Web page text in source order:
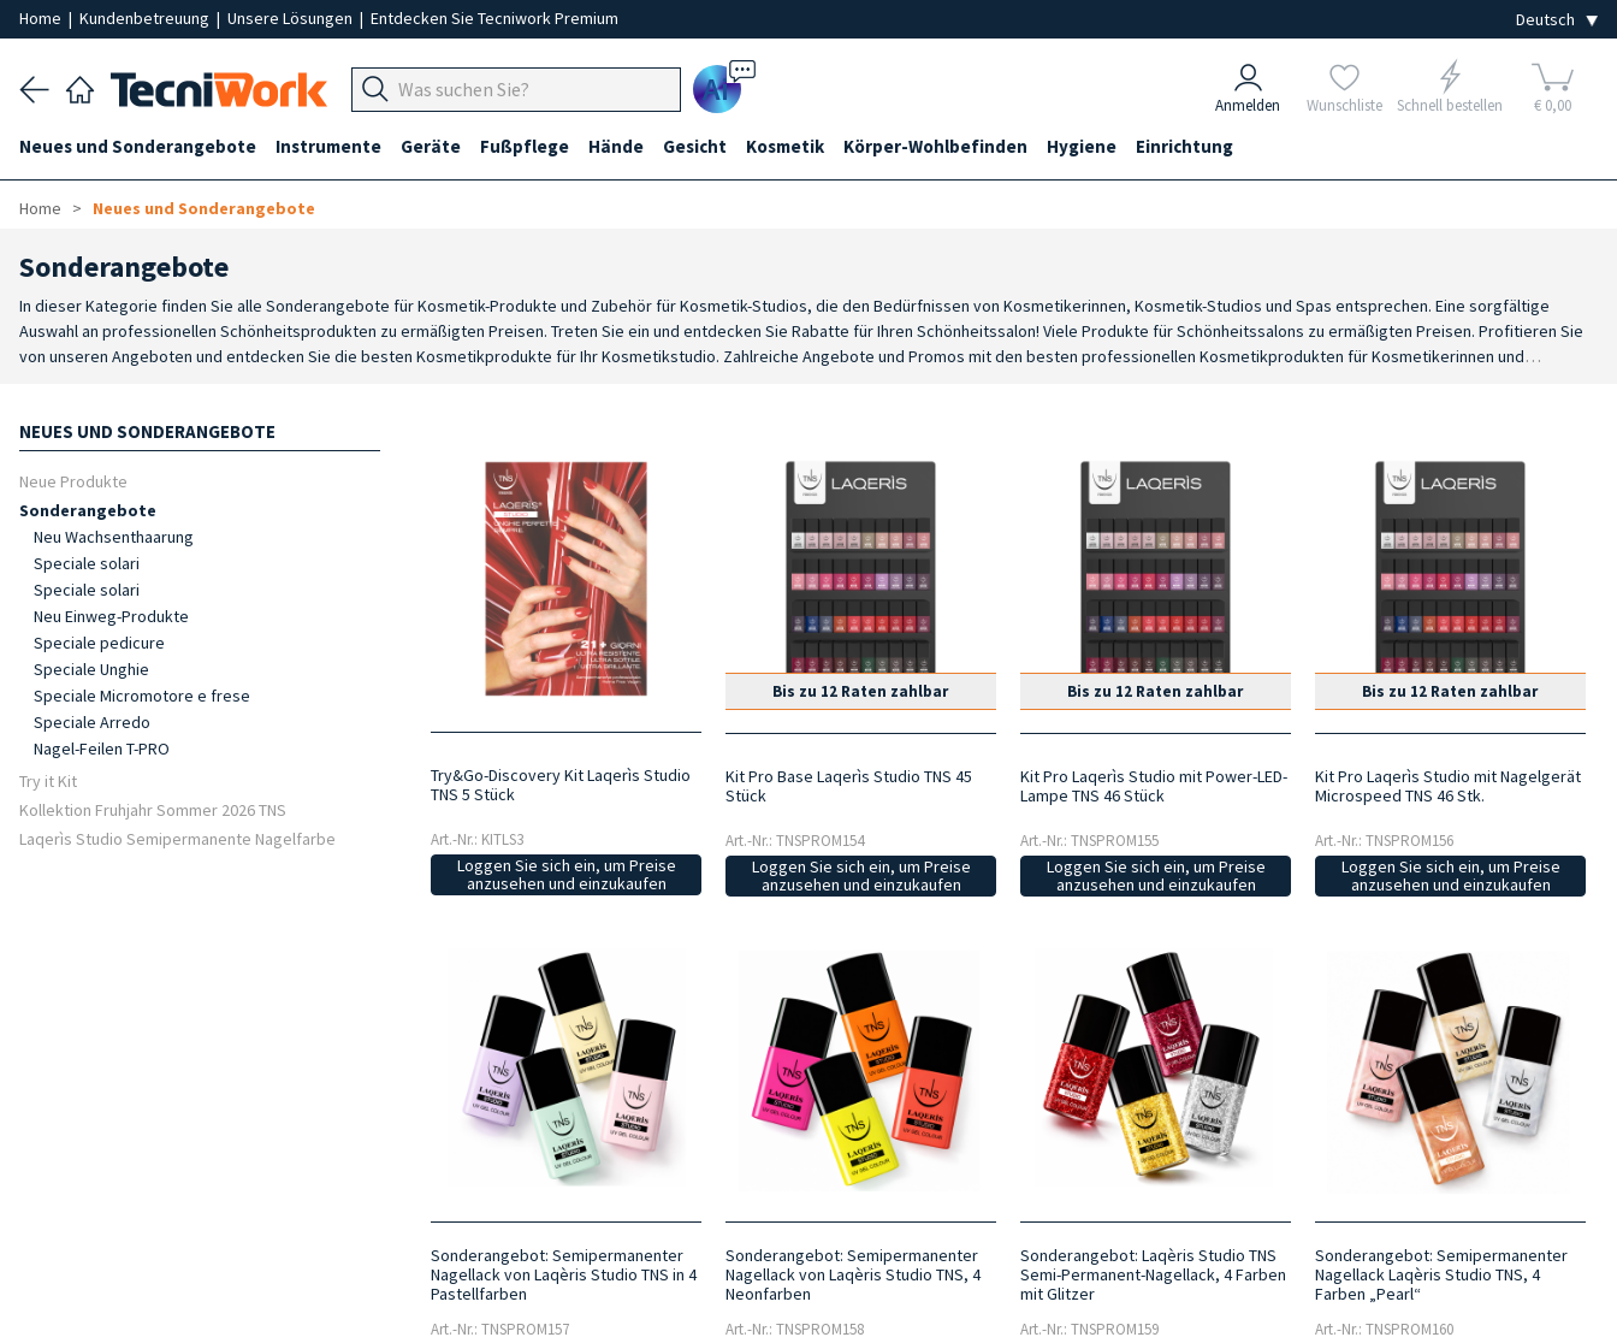
Home | Kundenbetreuung | Unsere Lösungen | Entdecken Sie Tecniwork Premium
Ai Anmelden Wunschliste Schnell bestellen € 0,00
Neues und Sonderangebote Instrumente Geräte Fußpflege Hände Gesicht Kosmetik Körper-Wohlbefinden Hygiene Einrichtung
Home Neues und Sonderangebote
Sonderangebote
In dieser Kategorie finden Sie alle Sonderangebote für Kosmetik-Produkte und Zubehör für Kosmetik-Studios, die den Bedürfnissen von Kosmetikerinnen, Kosmetik-Studios und Spas entsprechen. Eine sorgfältige
Auswahl an professionellen Schönheitsprodukten zu ermäßigten Preisen. Treten Sie ein und entdecken Sie Rabatte für Ihren Schönheitssalon! Viele Produkte für Schönheitssalons zu ermäßigten Preisen. Profitieren Sie
von unseren Angeboten und entdecken Sie die besten Kosmetikprodukte für Ihr Kosmetikstudio. Zahlreiche Angebote und Promos mit den besten professionellen Kosmetikprodukten für Kosmetikerinnen und
NEUES UND SONDERANGEBOTE
Neue Produkte
Sonderangebote
Neu Wachsenthaarung
Speciale solari
Speciale solari
Neu Einweg-Produkte
Speciale pedicure
Speciale Unghie
Speciale Micromotore e frese
Speciale Arredo
Nagel-Feilen T-PRO
Try it Kit
Kollektion Fruhjahr Sommer 2026 TNS
Laqerìs Studio Semipermanente Nagelfarbe
Try&Go-Discovery Kit Laqerìs Studio
TNS 5 Stück
Art.-Nr.: KITLS3
Loggen Sie sich ein, um Preise
anzusehen und einzukaufen
Bis zu 12 Raten zahlbar
Kit Pro Base Laqerìs Studio TNS 45
Stück
Art.-Nr.: TNSPROM154
Loggen Sie sich ein, um Preise
anzusehen und einzukaufen
Bis zu 12 Raten zahlbar
Kit Pro Laqerìs Studio mit Power-LED-
Lampe TNS 46 Stück
Art.-Nr.: TNSPROM155
Loggen Sie sich ein, um Preise
anzusehen und einzukaufen
Bis zu 12 Raten zahlbar
Kit Pro Laqerìs Studio mit Nagelgerät
Microspeed TNS 46 Stk.
Art.-Nr.: TNSPROM156
Loggen Sie sich ein, um Preise
anzusehen und einzukaufen
Sonderangebot: Semipermanenter
Nagellack von Laqèris Studio TNS in 4
Pastellfarben
Art.-Nr.: TNSPROM157
Sonderangebot: Semipermanenter
Nagellack von Laqèris Studio TNS, 4
Neonfarben
Art.-Nr.: TNSPROM158
Sonderangebot: Laqèris Studio TNS
Semi-Permanent-Nagellack, 4 Farben
mit Glitzer
Art.-Nr.: TNSPROM159
Sonderangebot: Semipermanenter
Nagellack Laqèris Studio TNS, 4
Farben „Pearl“
Art.-Nr.: TNSPROM160